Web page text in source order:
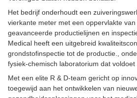
Het bedrijf onderhoudt een
vierkante meter met een oppervlakte
geavanceerde productielijnen en
Medical heeft een uitgebreid
grondstofinspectie tot de productie.,
fysiek-chemisch laboratorium dat voldoet
Met een elite R & D-team gericht op
toegewijd aan het ontwikkelen van